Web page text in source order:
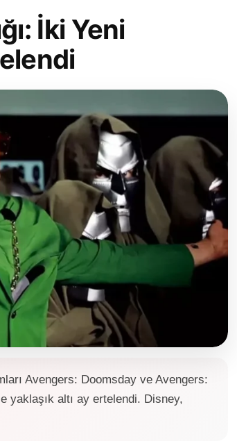
İki Yeni
Avengers: Doomsday ve Avengers:
yaklaşık altı ay ertelendi. Disney,